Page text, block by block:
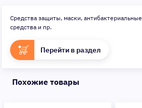
Средства защиты, маски, антибактериальные
средства и пр.
Перейти в раздел
Похожие товары